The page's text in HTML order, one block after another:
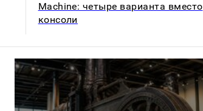
Machine: четыре варианта вместо
консоли